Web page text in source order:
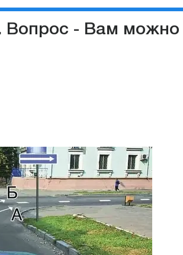
Вопрос - Вам